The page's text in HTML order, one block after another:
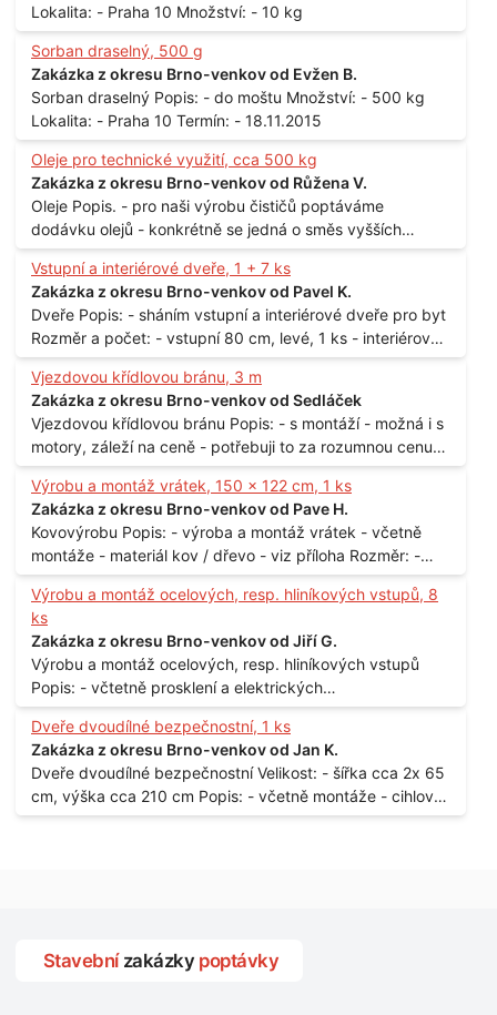
Lokalita: - Praha 10 Množství: - 10 kg
Sorban draselný, 500 g
Zakázka z okresu Brno-venkov od Evžen B.
Sorban draselný Popis: - do moštu Množství: - 500 kg
Lokalita: - Praha 10 Termín: - 18.11.2015
Oleje pro technické využití, cca 500 kg
Zakázka z okresu Brno-venkov od Růžena V.
Oleje Popis. - pro naši výrobu čističů poptáváme
dodávku olejů - konkrétně se jedná o směs vyšších
mastných kyselin s převahou olejové kyseliny - účelem je
technické využití - hustota při 20°C - cca 870 kg / m3
Balení: - po 190 kg v sudu Množství: - cca 500 kg - roční
spotřeba Lokalita: - Praha
Vstupní a interiérové dveře, 1 + 7 ks
Zakázka z okresu Brno-venkov od Pavel K.
Dveře Popis: - sháním vstupní a interiérové dveře pro byt
Rozměr a počet: - vstupní 80 cm, levé, 1 ks - interiérové
80 cm, levé, 2 ks - 80 cm, pravé, 3 ks - 60 cm, levé, 2 ks
Lokalita: - Praha 10
Vjezdovou křídlovou bránu, 3 m
Zakázka z okresu Brno-venkov od Sedláček
Vjezdovou křídlovou bránu Popis: - s montáží - možná i s
motory, záleží na ceně - potřebuji to za rozumnou cenu
Materiál: - ocel Množství: - 1 ks Velikost: - 3 m Lokalita: -
Praha
Výrobu a montáž vrátek, 150 x 122 cm, 1 ks
Zakázka z okresu Brno-venkov od Pave H.
Kovovýrobu Popis: - výroba a montáž vrátek - včetně
montáže - materiál kov / dřevo - viz příloha Rozměr: -
150 x 122 cm Lokalita: - Senohraby Nabídky na e-mail.
Výrobu a montáž ocelových, resp. hliníkových vstupů, 8
ks
Zakázka z okresu Brno-venkov od Jiří G.
Výrobu a montáž ocelových, resp. hliníkových vstupů
Popis: - včtetně prosklení a elektrických
samozamýkacích zámků pro panelový dům - jedná se o
vchodové dveře umístěné v zarámovaném a proskleném
portálu - předmětem dodávky bude i demontáž
stávajících a už nevyhovujících prosklených,
umělohmotných vstupů Množství: - 8 ks Lokalita: - 7, 9,
Dveře dvoudílné bezpečnostní, 1 ks
Zakázka z okresu Brno-venkov od Jan K.
Dveře dvoudílné bezpečnostní Velikost: - šířka cca 2x 65
cm, výška cca 210 cm Popis: - včetně montáže - cihlový
dům, 2. patro - vchod z chodby - rozměry bez zárubní
Stavební zakázky poptávky